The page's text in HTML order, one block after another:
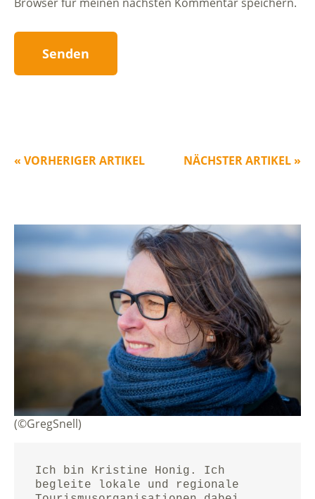
NÄCHSTER ARTIKEL »
« VORHERIGER ARTIKEL
(©GregSnell)
Ich bin Kristine Honig. Ich
begleite lokale und regionale